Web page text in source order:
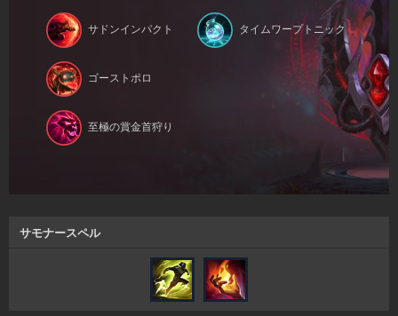
サドンインパクト
ゴーストポロ
至極の賞金首狩り
タイムワープトニック
サモナースペル